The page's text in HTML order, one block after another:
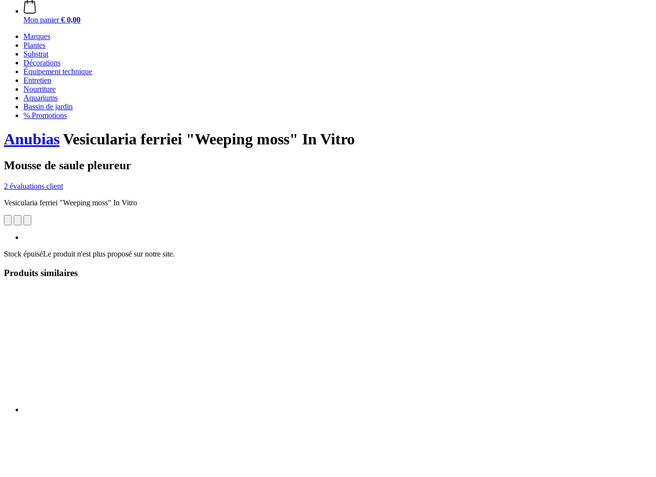
Mon panier € 0,00
Marques
Plantes
Substrat
Décorations
Équipement technique
Entretien
Nourriture
Aquariums
Bassin de jardin
% Promotions
AnubiasVesicularia ferriei "Weeping moss" In Vitro
Mousse de saule pleureur
2 évaluations client
Vesicularia ferriei "Weeping moss" In Vitro
Stock épuiséLe produit n'est plus proposé sur notre site.
Produits similaires